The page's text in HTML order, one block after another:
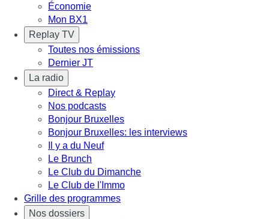
Économie
Mon BX1
Replay TV
Toutes nos émissions
Dernier JT
La radio
Direct & Replay
Nos podcasts
Bonjour Bruxelles
Bonjour Bruxelles: les interviews
Il y a du Neuf
Le Brunch
Le Club du Dimanche
Le Club de l'Immo
Grille des programmes
Nos dossiers